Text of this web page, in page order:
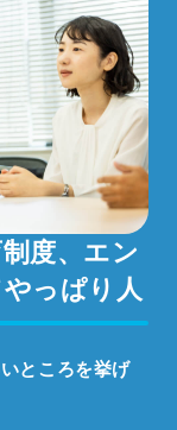
度、エン
っぱり人
ところを挙げ